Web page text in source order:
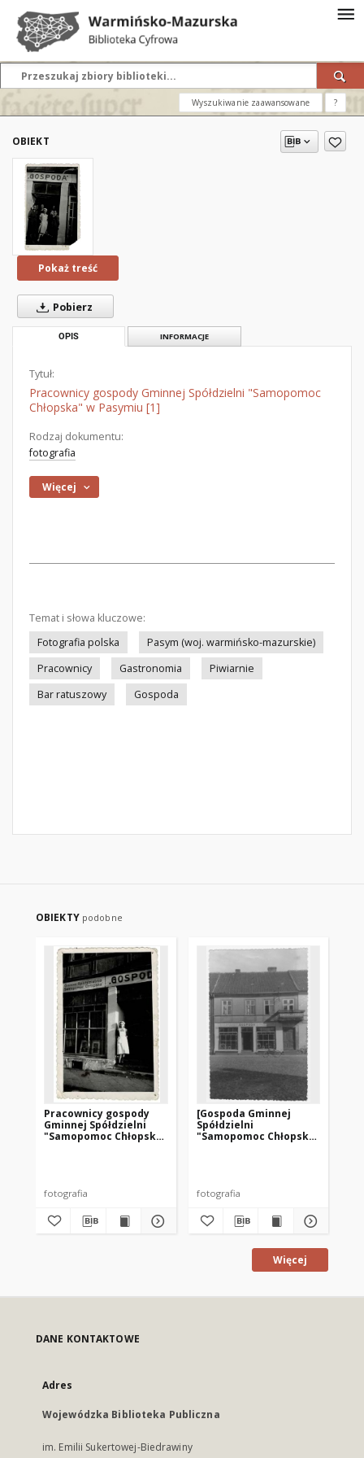
Wyszukiwanie zaawansowane ?
OBIEKT
Pokaż treść
Pobierz
OPIS INFORMACJE
Tytuł:
Pracownicy gospody Gminnej Spółdzielni "Samopomoc
Chłopska" w Pasymiu [1]
Rodzaj dokumentu:
fotografia
Więcej
Temat i słowa kluczowe:
Fotografia polska
Pasym (woj. warmińsko-mazurskie)
Pracownicy
Gastronomia
Piwiarnie
Bar ratuszowy
Gospoda
OBIEKTY podobne
Pracownicy gospody
Gminnej Spółdzielni
"Samopomoc Chłopska"
fotografia
[Gospoda Gminnej
Spółdzielni
"Samopomoc Chłopska"
fotografia
Więcej
DANE KONTAKTOWE
Adres
Wojewódzka Biblioteka Publiczna
im. Emilii Sukertowej-Biedrawiny